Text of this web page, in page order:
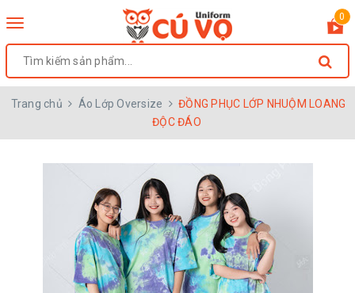
Toggle
0
Trang chủ Áo Lớp Oversize
ĐỒNG PHỤC LỚP NHUỘM LOANG
ĐỘC ĐÁO